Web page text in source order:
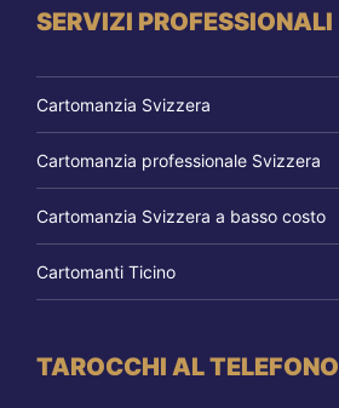
SERVIZI PROFESSIONALI
Cartomanzia Svizzera
Cartomanzia professionale Svizzera
Cartomanzia Svizzera a basso costo
Cartomanti Ticino
TAROCCHI AL TELEFONO